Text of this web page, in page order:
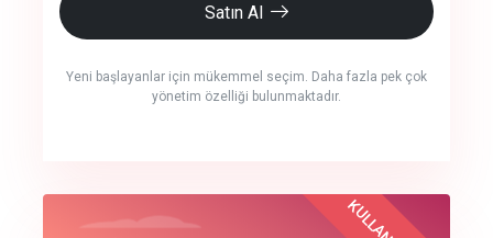
Satın Al
Yeni başlayanlar için mükemmel seçim. Daha fazla pek çok
yönetim özelliği bulunmaktadır.
crm auto cync